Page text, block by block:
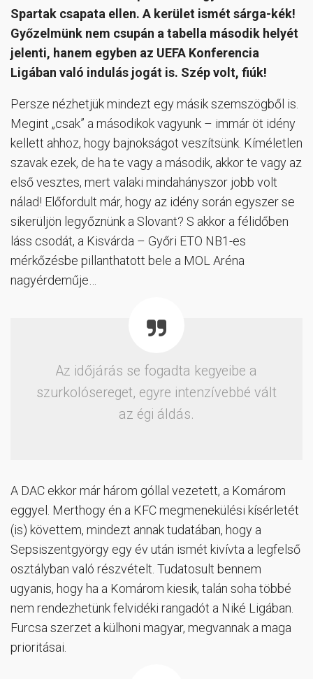
Spartak csapata ellen. A kerület ismét sárga-kék!
Győzelmünk nem csupán a tabella második helyét
jelenti, hanem egyben az UEFA Konferencia
Ligában való indulás jogát is. Szép volt, fiúk!
Persze nézhetjük mindezt egy másik szemszögből is.
Megint „csak” a másodikok vagyunk – immár öt idény
kellett ahhoz, hogy bajnokságot veszítsünk. Kíméletlen
szavak ezek, de ha te vagy a második, akkor te vagy az
első vesztes, mert valaki mindahányszor jobb volt
nálad! Előfordult már, hogy az idény során egyszer se
sikerüljön legyőznünk a Slovant? S akkor a félidőben
láss csodát, a Kisvárda – Győri ETO NB1-es
mérkőzésbe pillanthatott bele a MOL Aréna
nagyérdeműje…
Az időjárás se fogadta kegyeibe a
szurkolósereget, egyre intenzívebbé vált
az égi áldás.
A DAC ekkor már három góllal vezetett, a Komárom
eggyel. Merthogy én a KFC megmenekülési kísérletét
(is) követtem, mindezt annak tudatában, hogy a
Sepsiszentgyörgy egy év után ismét kivívta a legfelső
osztályban való részvételt. Tudatosult bennem
ugyanis, hogy ha a Komárom kiesik, talán soha többé
nem rendezhetünk felvidéki rangadót a Niké Ligában.
Furcsa szerzet a külhoni magyar, megvannak a maga
prioritásai.